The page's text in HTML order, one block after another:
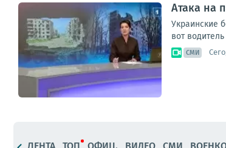
Атака на
Украинские
вот
СМИ